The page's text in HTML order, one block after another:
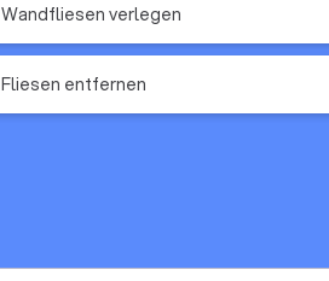
Wandfliesen verlegen
Fliesen entfernen